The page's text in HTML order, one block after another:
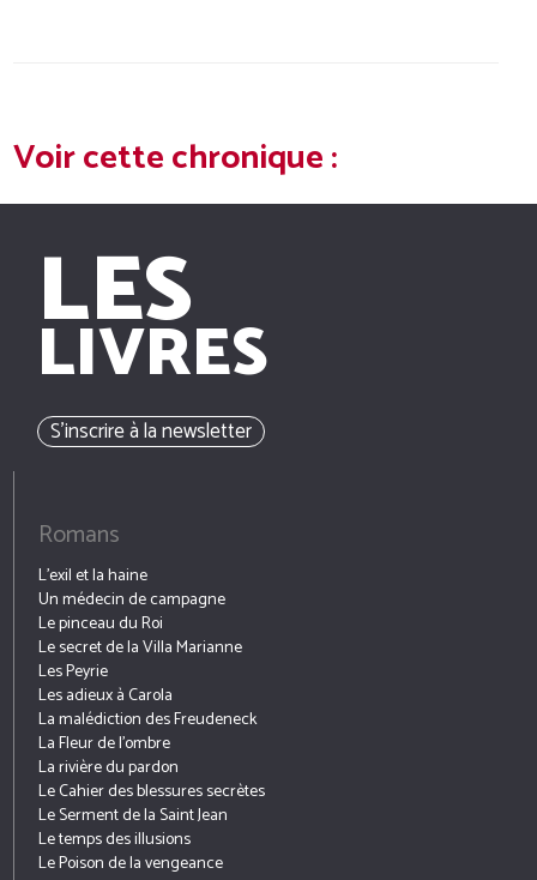
Voir cette chronique :
LES
LIVRES
S’inscrire à la newsletter
Romans
L’exil et la haine
Un médecin de campagne
Le pinceau du Roi
Le secret de la Villa Marianne
Les Peyrie
Les adieux à Carola
La malédiction des Freudeneck
La Fleur de l’ombre
La rivière du pardon
Le Cahier des blessures secrètes
Le Serment de la Saint Jean
Le temps des illusions
Le Poison de la vengeance